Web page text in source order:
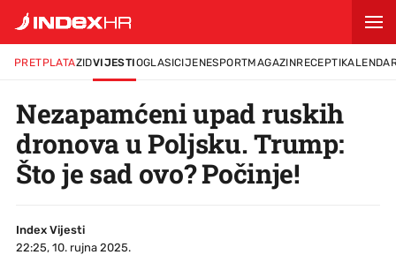
PRETPLATAZIDVIJESTIOGLASICIJENESPORTMAGAZINRECEPTI
Nezapamćeni upad ruskih
dronova u Poljsku. Trump:
Što je sad ovo? Počinje!
Index Vijesti
22:25, 10. rujna 2025.